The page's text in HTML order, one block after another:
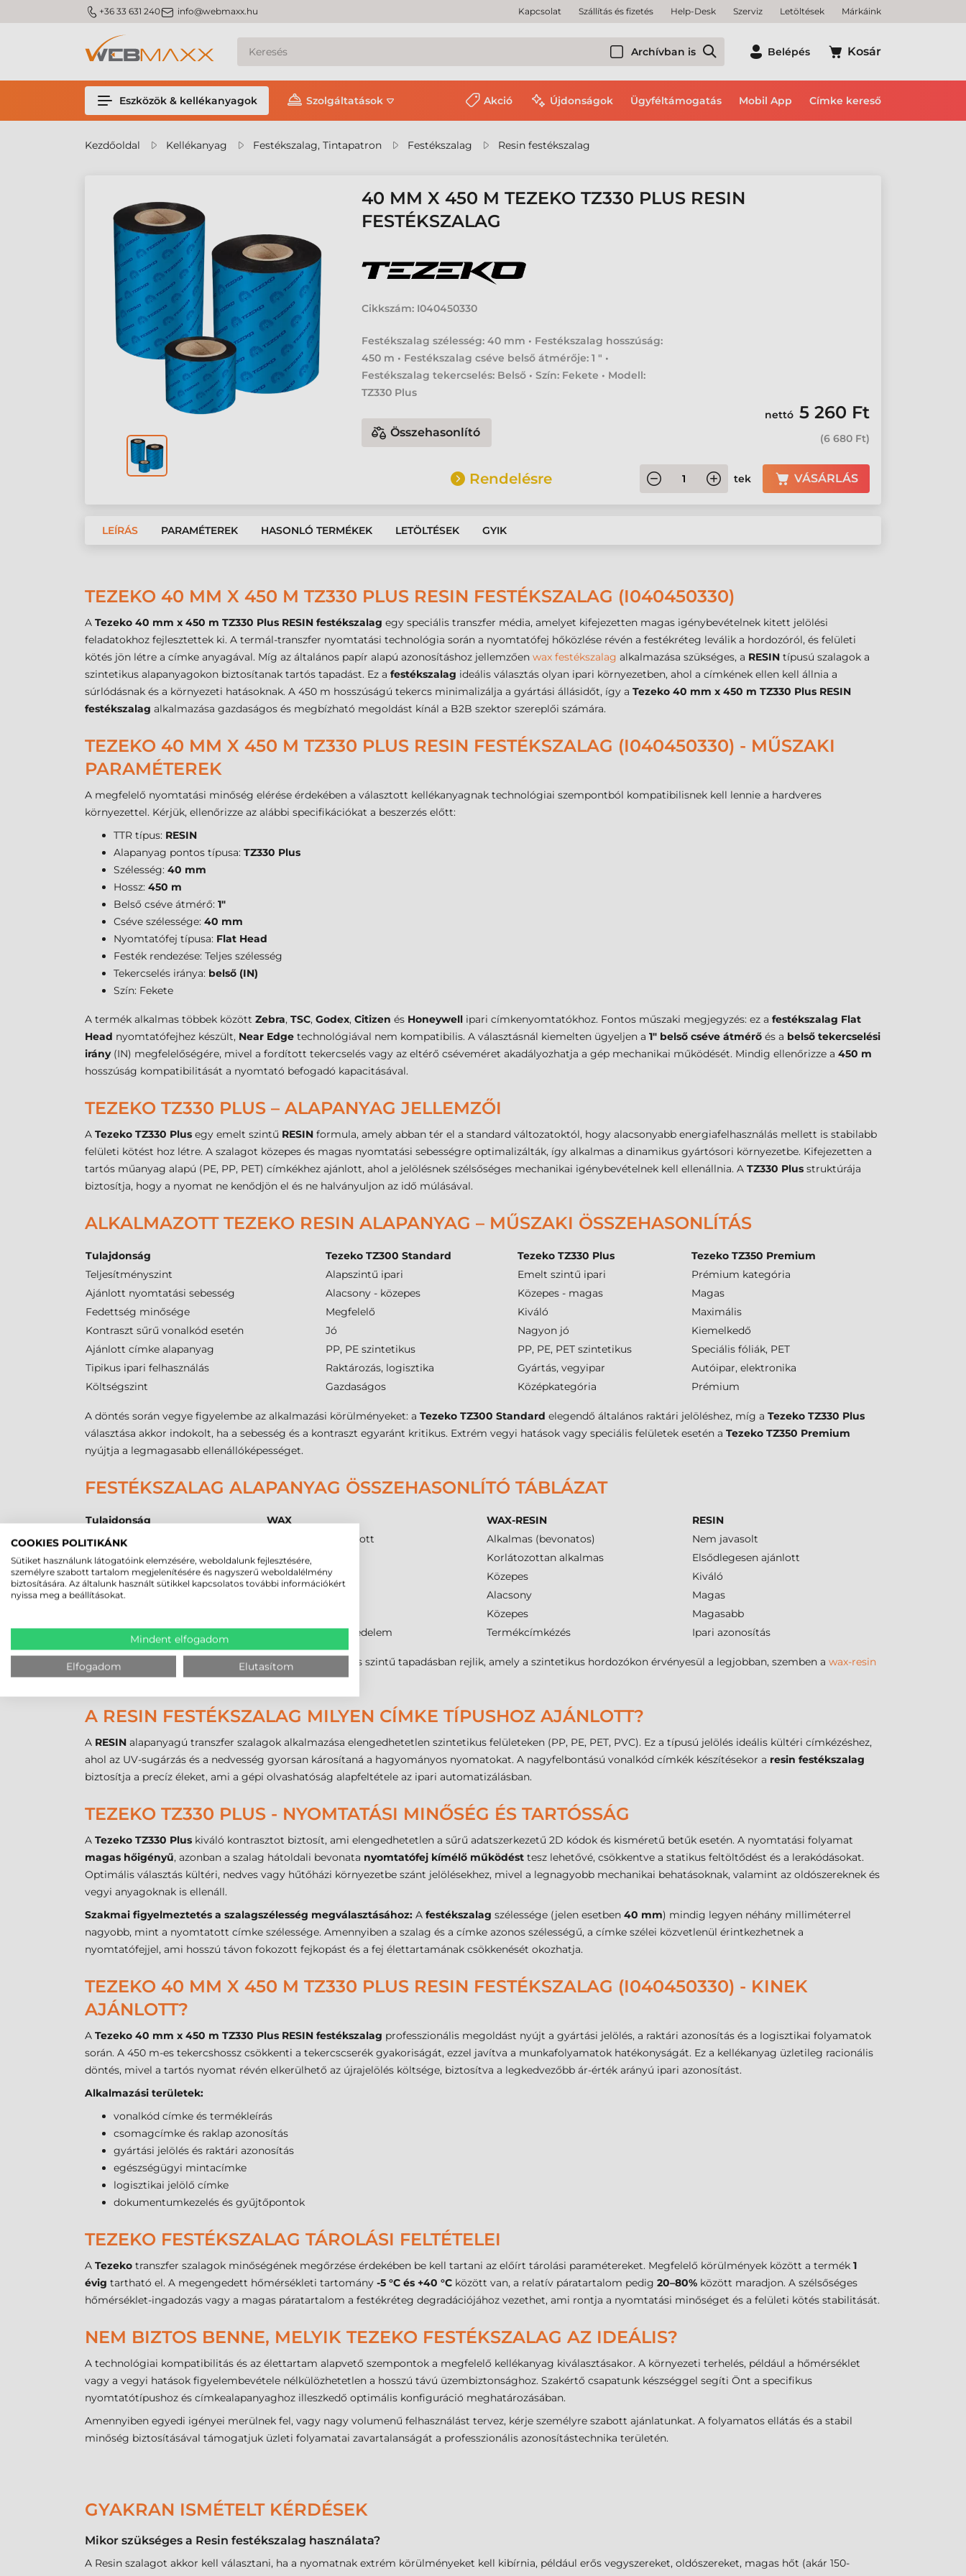
m_phone +36 33 631 240m_email info@webmaxx.hu Kapcsolat Szállítás és fizetés Help-Desk Szerviz Letöltések Márkáink
Archívban is Belépés Kosár
Eszközök & kellékanyagok Szolgáltatások Akció Újdonságok Ügyféltámogatás Mobil App Címke kereső
Kezdőoldal Kellékanyag Festékszalag, Tintapatron Festékszalag Resin festékszalag
40 MM X 450 M TEZEKO TZ330 PLUS RESIN
FESTÉKSZALAG
Cikkszám: I040450330
Festékszalag szélesség: 40 mm • Festékszalag hosszúság:
450 m • Festékszalag cséve belső átmérője: 1 " •
Festékszalag tekercselés: Belső • Szín: Fekete • Modell:
TZ330 Plus
Összehasonlító
nettó 5 260 Ft
(6 680 Ft)
Rendelésre tek VÁSÁRLÁS
LEÍRÁS PARAMÉTEREK HASONLÓ TERMÉKEK LETÖLTÉSEK GYIK
TEZEKO 40 MM X 450 M TZ330 PLUS RESIN FESTÉKSZALAG (I040450330)
A Tezeko 40 mm x 450 m TZ330 Plus RESIN festékszalag egy speciális transzfer média, amelyet kifejezetten magas igénybevételnek kitett jelölési
feladatokhoz fejlesztettek ki. A termál-transzfer nyomtatási technológia során a nyomtatófej hőközlése révén a festékréteg leválik a hordozóról, és felületi
kötés jön létre a címke anyagával. Míg az általános papír alapú azonosításhoz jellemzően wax festékszalag alkalmazása szükséges, a RESIN típusú szalagok a
szintetikus alapanyagokon biztosítanak tartós tapadást. Ez a festékszalag ideális választás olyan ipari környezetben, ahol a címkének ellen kell állnia a
súrlódásnak és a környezeti hatásoknak. A 450 m hosszúságú tekercs minimalizálja a gyártási állásidőt, így a Tezeko 40 mm x 450 m TZ330 Plus RESIN
festékszalag alkalmazása gazdaságos és megbízható megoldást kínál a B2B szektor szereplői számára.
TEZEKO 40 MM X 450 M TZ330 PLUS RESIN FESTÉKSZALAG (I040450330) - MŰSZAKI
PARAMÉTEREK
A megfelelő nyomtatási minőség elérése érdekében a választott kellékanyagnak technológiai szempontból kompatibilisnek kell lennie a hardveres
környezettel. Kérjük, ellenőrizze az alábbi specifikációkat a beszerzés előtt:
TTR típus: RESIN
Alapanyag pontos típusa: TZ330 Plus
Szélesség: 40 mm
Hossz: 450 m
Belső cséve átmérő: 1"
Cséve szélessége: 40 mm
Nyomtatófej típusa: Flat Head
Festék rendezése: Teljes szélesség
Tekercselés iránya: belső (IN)
Szín: Fekete
A termék alkalmas többek között Zebra, TSC, Godex, Citizen és Honeywell ipari címkenyomtatókhoz. Fontos műszaki megjegyzés: ez a festékszalag Flat
Head nyomtatófejhez készült, Near Edge technológiával nem kompatibilis. A választásnál kiemelten ügyeljen a 1" belső cséve átmérő és a belső tekercselési
irány(IN) megfelelőségére, mivel a fordított tekercselés vagy az eltérő cséveméret akadályozhatja a gép mechanikai működését. Mindig ellenőrizze a 450 m
hosszúság kompatibilitását a nyomtató befogadó kapacitásával.
TEZEKO TZ330 PLUS – ALAPANYAG JELLEMZŐI
A Tezeko TZ330 Plus egy emelt szintű RESIN formula, amely abban tér el a standard változatoktól, hogy alacsonyabb energiafelhasználás mellett is stabilabb
felületi kötést hoz létre. A szalagot közepes és magas nyomtatási sebességre optimalizálták, így alkalmas a dinamikus gyártósori környezetbe. Kifejezetten a
tartós műanyag alapú (PE, PP, PET) címkékhez ajánlott, ahol a jelölésnek szélsőséges mechanikai igénybevételnek kell ellenállnia. A TZ330 Plus struktúrája
biztosítja, hogy a nyomat ne kenődjön el és ne halványuljon az idő múlásával.
ALKALMAZOTT TEZEKO RESIN ALAPANYAG – MŰSZAKI ÖSSZEHASONLÍTÁS
Tulajdonság Tezeko TZ300 Standard Tezeko TZ330 Plus
Tezeko TZ350 Premium
Teljesítményszint
Alapszintű ipari Emelt szintű ipari
Prémium kategória
Ajánlott nyomtatási sebesség
Alacsony - közepes Közepes - magas
Magas
Fedettség minősége
Megfelelő Kiváló
Maximális
Kontraszt sűrű vonalkód esetén
Jó Nagyon jó
Kiemelkedő
Ajánlott címke alapanyag
PP, PE szintetikus PP, PE, PET szintetikus
Speciális fóliák, PET
Tipikus ipari felhasználás
Raktározás, logisztika Gyártás, vegyipar
Autóipar, elektronika
Költségszint
Gazdaságos Középkategória Prémium
A döntés során vegye figyelembe az alkalmazási körülményeket: a Tezeko TZ300 Standard elegendő általános raktári jelöléshez, míg a Tezeko TZ330 Plus
választása akkor indokolt, ha a sebesség és a kontraszt egyaránt kritikus. Extrém vegyi hatások vagy speciális felületek esetén a Tezeko TZ350 Premium
nyújtja a legmagasabb ellenállóképességet.
FESTÉKSZALAG ALAPANYAG ÖSSZEHASONLÍTÓ TÁBLÁZAT
Tulajdonság WAX WAX-RESIN
RESIN
Papír címkéhez
Elsődlegesen ajánlott Alkalmas (bevonatos)
Nem javasolt
Műanyag címkéhez
Nem alkalmas Korlátozottan alkalmas
Elsődlegesen ajánlott
Dörzsölésállóság
Alacsony Közepes
Kiváló
Vegyszerállóság
Alacsony
Magas
Közepes
Magasabb
Ajánlott felhasználás
Logisztika, kereskedelem Termékcímkézés Ipari azonosítás
Aresin festékszalag technológiai előnye a molekuláris szintű tapadásban rejlik, amely a szintetikus hordozókon érvényesül a legjobban, szemben a wax-resin
festékszalagvegyes összetételével.
A RESIN FESTÉKSZALAG MILYEN CÍMKE TÍPUSHOZ AJÁNLOTT?
A RESIN alapanyagú transzfer szalagok alkalmazása elengedhetetlen szintetikus felületeken (PP, PE, PET, PVC). Ez a típusú jelölés ideális kültéri címkézéshez,
ahol az UV-sugárzás és a nedvesség gyorsan károsítaná a hagyományos nyomatokat. A nagyfelbontású vonalkód címkék készítésekor a resin festékszalag
biztosítja a precíz éleket, ami a gépi olvashatóság alapfeltétele az ipari automatizálásban.
TEZEKO TZ330 PLUS - NYOMTATÁSI MINŐSÉG ÉS TARTÓSSÁG
A Tezeko TZ330 Plus kiváló kontrasztot biztosít, ami elengedhetetlen a sűrű adatszerkezetű 2D kódok és kisméretű betűk esetén. A nyomtatási folyamat
magas hőigényű, azonban a szalag hátoldali bevonata nyomtatófej kímélő működést tesz lehetővé, csökkentve a statikus feltöltődést és a lerakódásokat.
Optimális választás kültéri, nedves vagy hűtőházi környezetbe szánt jelölésekhez, mivel a legnagyobb mechanikai behatásoknak, valamint az oldószereknek és
vegyi anyagoknak is ellenáll.
Szakmai figyelmeztetés a szalagszélesség megválasztásához: A festékszalag szélessége (jelen esetben 40 mm) mindig legyen néhány milliméterrel
nagyobb, mint a nyomtatott címke szélessége. Amennyiben a szalag és a címke azonos szélességű, a címke szélei közvetlenül érintkezhetnek a
nyomtatófejjel, ami hosszú távon fokozott fejkopást és a fej élettartamának csökkenését okozhatja.
TEZEKO 40 MM X 450 M TZ330 PLUS RESIN FESTÉKSZALAG (I040450330) - KINEK
AJÁNLOTT?
A Tezeko 40 mm x 450 m TZ330 Plus RESIN festékszalag professzionális megoldást nyújt a gyártási jelölés, a raktári azonosítás és a logisztikai folyamatok
során. A 450 m-es tekercshossz csökkenti a tekercscserék gyakoriságát, ezzel javítva a munkafolyamatok hatékonyságát. Ez a kellékanyag üzletileg racionális
döntés, mivel a tartós nyomat révén elkerülhető az újrajelölés költsége, biztosítva a legkedvezőbb ár-érték arányú ipari azonosítást.
Alkalmazási területek:
vonalkód címke és termékleírás
csomagcímke és raklap azonosítás
gyártási jelölés és raktári azonosítás
egészségügyi mintacímke
logisztikai jelölő címke
dokumentumkezelés és gyűjtőpontok
TEZEKO FESTÉKSZALAG TÁROLÁSI FELTÉTELEI
A Tezeko transzfer szalagok minőségének megőrzése érdekében be kell tartani az előírt tárolási paramétereket. Megfelelő körülmények között a termék 1
évig tartható el. A megengedett hőmérsékleti tartomány -5 °C és +40 °C között van, a relatív páratartalom pedig 20–80% között maradjon. A szélsőséges
hőmérséklet-ingadozás vagy a magas páratartalom a festékréteg degradációjához vezethet, ami rontja a nyomtatási minőséget és a felületi kötés stabilitását.
NEM BIZTOS BENNE, MELYIK TEZEKO FESTÉKSZALAG AZ IDEÁLIS?
A technológiai kompatibilitás és az élettartam alapvető szempontok a megfelelő kellékanyag kiválasztásakor. A környezeti terhelés, például a hőmérséklet
vagy a vegyi hatások figyelembevétele nélkülözhetetlen a hosszú távú üzembiztonsághoz. Szakértő csapatunk készséggel segíti Önt a specifikus
nyomtatótípushoz és címkealapanyaghoz illeszkedő optimális konfiguráció meghatározásában.
Amennyiben egyedi igényei merülnek fel, vagy nagy volumenű felhasználást tervez, kérje személyre szabott ajánlatunkat. A folyamatos ellátás és a stabil
minőség biztosításával támogatjuk üzleti folyamatai zavartalanságát a professzionális azonosítástechnika területén.
GYAKRAN ISMÉTELT KÉRDÉSEK
Mikor szükséges a Resin festékszalag használata?
A Resin szalagot akkor kell választani, ha a nyomatnak extrém körülményeket kell kibírnia, például erős vegyszereket, oldószereket, magas hőt (akár 150-
COOKIES POLITIKÁNK
Sütiket használunk látogatóink elemzésére, weboldalunk fejlesztésére,
személyre szabott tartalom megjelenítésére és nagyszerű weboldalélmény
biztosítására. Az általunk használt sütikkel kapcsolatos további információkért
nyissa meg a beállításokat.
Mindent elfogadom
Elfogadom Elutasítom